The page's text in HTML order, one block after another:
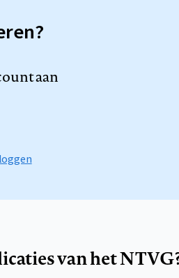
aan
van het